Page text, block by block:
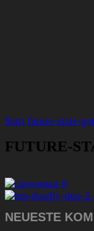
Start future-state-
FUTURE-
NEUESTE